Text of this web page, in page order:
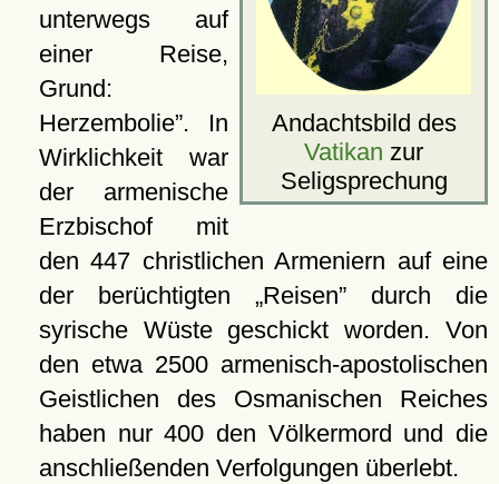
Andachtsbild des
Vatikan zur
Seligsprechung
unterwegs auf
einer Reise,
Grund:
Herzembolie . In
Wirklichkeit war
der armenische
Erzbischof mit
den 447 christlichen Armeniern auf eine
der berüchtigten
Reisen durch die
syrische Wüste geschickt worden. Von
den etwa 2500 armenisch-apostolischen
Geistlichen des Osmanischen Reiches
haben nur 400 den Völkermord und die
anschließenden Verfolgungen überlebt.